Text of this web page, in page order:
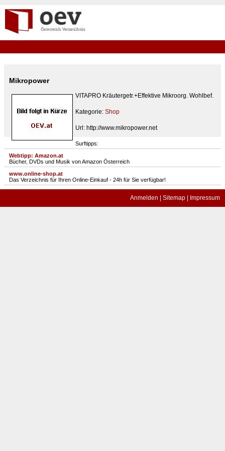
Mikropower
VITAPRO Kräutergetr.+Effektive Mikroorg. Wohlbef.
Kategorie: Shop
Url: http://www.mikropower.net
Surftipps:
Webtipp: Amazon.at
Bücher, DVDs und Musik von Amazon Österreich
www.online-shop.at
Das Verzeichnis für Ihren Online-Einkauf - 24h für Sie verfügbar!
Anmelden Sitemap Impressum